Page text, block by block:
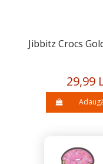
Jibbitz Crocs
29,99